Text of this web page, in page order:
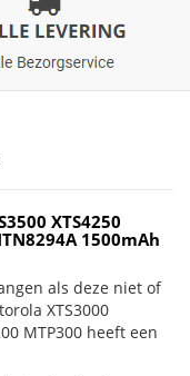
XTS4250
1500mAh
als deze niet of
XTS3000
MTP300 heeft een